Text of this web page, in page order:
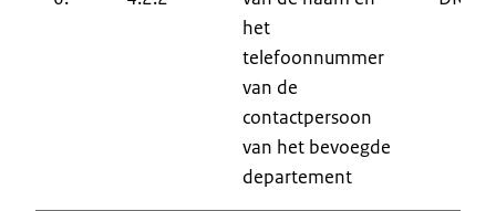
het
telefoonnummer
van de
contactpersoon
van het bevoegde
departement